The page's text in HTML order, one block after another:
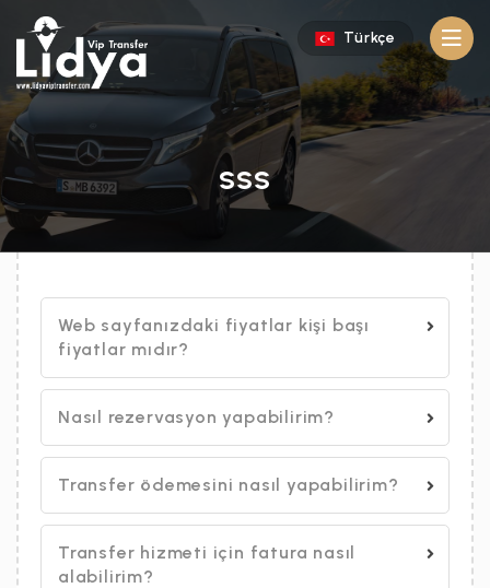
Türkçe
SSS
Web sayfanızdaki fiyatlar kişi başı
fiyatlar mıdır?
Nasıl rezervasyon yapabilirim?
Transfer ödemesini nasıl yapabilirim?
Transfer hizmeti için fatura nasıl
alabilirim?